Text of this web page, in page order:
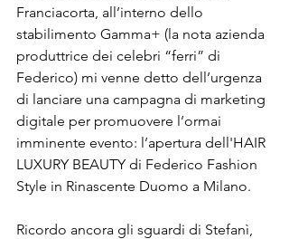
Franciacorta, all’interno dello
stabilimento Gamma+ (la nota azienda
produttrice dei celebri “ferri” di
Federico) mi venne detto dell’urgenza
di lanciare una campagna di marketing
digitale per promuovere l’ormai
imminente evento: l’apertura dell'HAIR
LUXURY BEAUTY di Federico Fashion
Style in Rinascente Duomo a Milano.
Ricordo ancora gli sguardi di Stefanì,